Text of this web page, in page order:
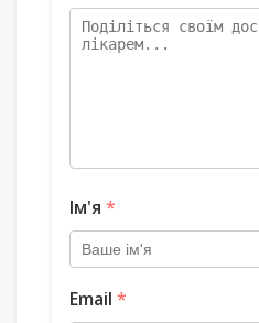
Ім'я *
Email *